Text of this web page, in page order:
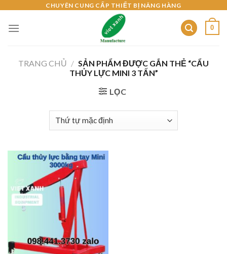
content
CHUYÊN CUNG CẤP THIẾT BỊ NÂNG HÀNG
0
TRANG CHỦ / SẢN PHẨM ĐƯỢC GẮN THẺ “CẨU
THỦY LỰC MINI 3 TẤN”
LỌC